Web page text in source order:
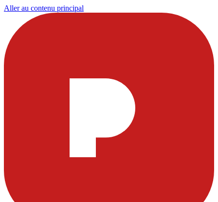
Aller au contenu principal